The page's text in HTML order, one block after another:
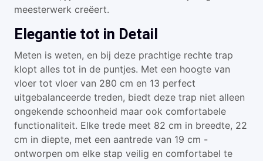
meesterwerk creëert.
Elegantie tot in Detail
Meten is weten, en bij deze prachtige rechte trap
klopt alles tot in de puntjes. Met een hoogte van
vloer tot vloer van 280 cm en 13 perfect
uitgebalanceerde treden, biedt deze trap niet alleen
ongekende schoonheid maar ook comfortabele
functionaliteit. Elke trede meet 82 cm in breedte, 22
cm in diepte, met een aantrede van 19 cm -
ontworpen om elke stap veilig en comfortabel te